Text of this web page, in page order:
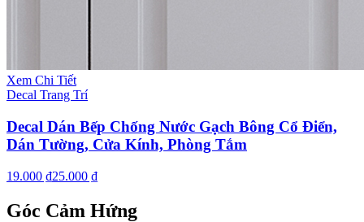
Xem Chi Tiết
Decal Trang Trí
Decal Dán Bếp Chống Nước Gạch Bông Cổ Điển,
Dán Tường, Cửa Kính, Phòng Tắm
19.000 ₫25.000 ₫
Góc Cảm Hứng